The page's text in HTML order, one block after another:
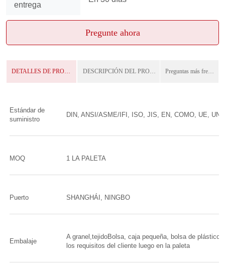
Pregunte ahora
DETALLES DE PRODUCTO DESCRIPCIÓN DEL PRODUCTO Preguntas más frecuentes